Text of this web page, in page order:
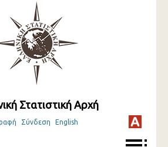
Στατιστική Αρχή
Σύνδεση English